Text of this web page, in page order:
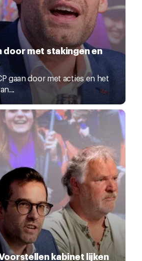
door met stakingen en
gaan door met acties en het
kabinet lijken